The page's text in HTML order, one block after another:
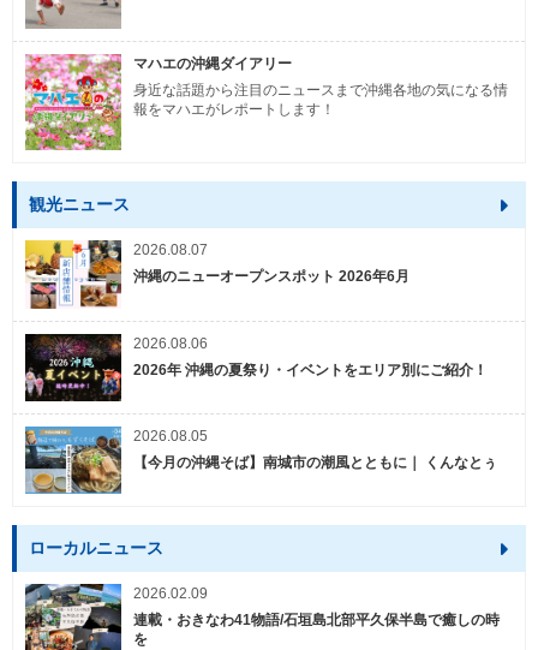
マハエの沖縄ダイアリー
身近な話題から注目のニュースまで沖縄各地の気になる情
報をマハエがレポートします！
観光ニュース
2026.08.07
沖縄のニューオープンスポット 2026年6月
2026.08.06
2026年 沖縄の夏祭り・イベントをエリア別にご紹介！
2026.08.05
【今月の沖縄そば】南城市の潮風とともに｜ くんなとぅ
ローカルニュース
2026.02.09
連載・おきなわ41物語/石垣島北部平久保半島で癒しの時
を